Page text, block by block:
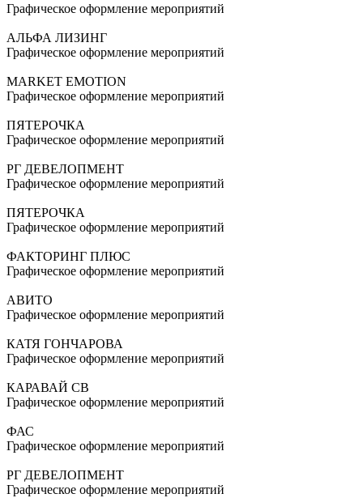
Графическое оформление мероприятий
АЛЬФА ЛИЗИНГ
Графическое оформление мероприятий
MARKET EMOTION
Графическое оформление мероприятий
ПЯТЕРОЧКА
Графическое оформление мероприятий
РГ ДЕВЕЛОПМЕНТ
Графическое оформление мероприятий
ПЯТЕРОЧКА
Графическое оформление мероприятий
ФАКТОРИНГ ПЛЮС
Графическое оформление мероприятий
АВИТО
Графическое оформление мероприятий
КАТЯ ГОНЧАРОВА
Графическое оформление мероприятий
КАРАВАЙ СВ
Графическое оформление мероприятий
ФАС
Графическое оформление мероприятий
РГ ДЕВЕЛОПМЕНТ
Графическое оформление мероприятий